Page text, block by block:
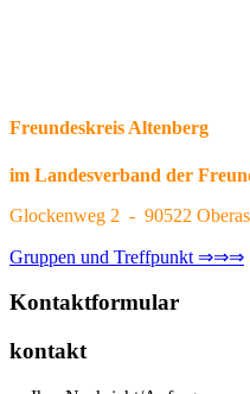
Freundeskreis Altenberg
im Landesverband der
Glockenweg 2 - 90522
Gruppen und Treffpunkt ⇒⇒⇒
Kontaktformular
kontakt